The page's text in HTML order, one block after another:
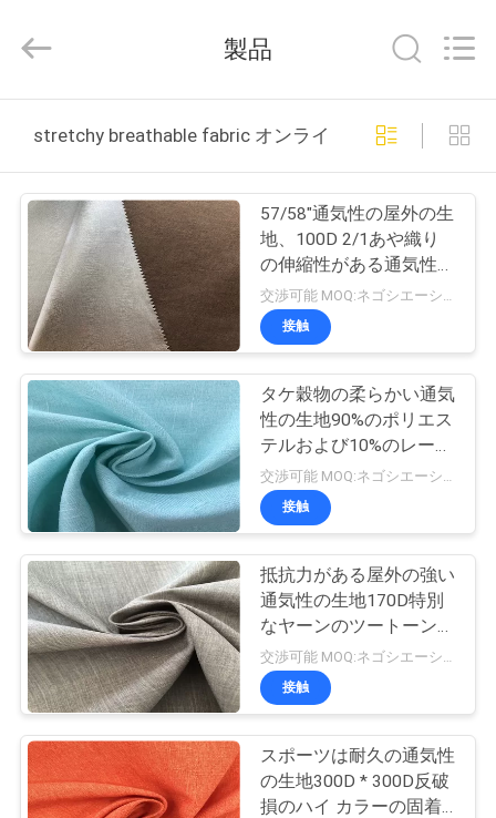
プ
ロ
ダ
ク
ト
私
達
に
つ
い
て
工
場
2026
Textile
製品
stretchy breathable fabric オンライン製造
57/58"通気性の屋外の生
地、100D 2/1あや織り
の伸縮性がある通気性の
生地
交渉可能 MOQ:ネゴシエーション
接触
タケ穀物の柔らかい通気
性の生地90%のポリエス
テルおよび10%のレーヨ
ン防水
接触
抵抗力がある屋外の強い
通気性の生地170D特別
なヤーンのツートーン摩
擦
接触
スポーツは耐久の通気性
の生地300D * 300D反破
損のハイ カラーの固着--